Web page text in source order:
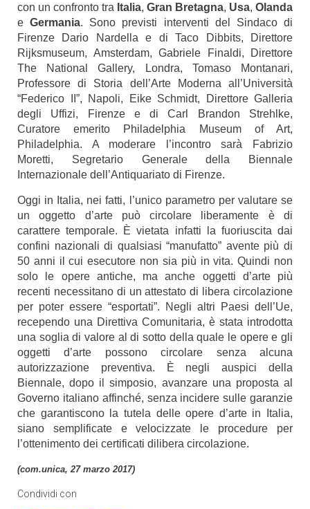
con un confronto tra Italia, Gran Bretagna, Usa, Olanda
eGermania. Sono previsti interventi del Sindaco di
Firenze Dario Nardella e di Taco Dibbits, Direttore
Rijksmuseum, Amsterdam, Gabriele Finaldi, Direttore
The National Gallery, Londra, Tomaso Montanari,
Professore di Storia dell’Arte Moderna all’Università
“Federico II”, Napoli, Eike Schmidt, Direttore Galleria
degli Uffizi, Firenze e di Carl Brandon Strehlke,
Curatore emerito Philadelphia Museum of Art,
Philadelphia. A moderare l’incontro sarà Fabrizio
Moretti, Segretario Generale della Biennale
Internazionale dell’Antiquariato di Firenze.
Oggi in Italia, nei fatti, l’unico parametro per valutare se
un oggetto d’arte può circolare liberamente è di
carattere temporale. È vietata infatti la fuoriuscita dai
confini nazionali di qualsiasi “manufatto” avente più di
50 anni il cui esecutore non sia più in vita. Quindi non
solo le opere antiche, ma anche oggetti d’arte più
recenti necessitano di un attestato di libera circolazione
per poter essere “esportati”. Negli altri Paesi dell’Ue,
recependo una Direttiva Comunitaria, è stata introdotta
una soglia di valore al di sotto della quale le opere e gli
oggetti d’arte possono circolare senza alcuna
autorizzazione preventiva. È negli auspici della
Biennale, dopo il simposio, avanzare una proposta al
Governo italiano affinché, senza incidere sulle garanzie
che garantiscono la tutela delle opere d’arte in Italia,
siano semplificate e velocizzate le procedure per
l’ottenimento dei certificati dilibera circolazione.
(com.unica, 27 marzo 2017)
Condividi con